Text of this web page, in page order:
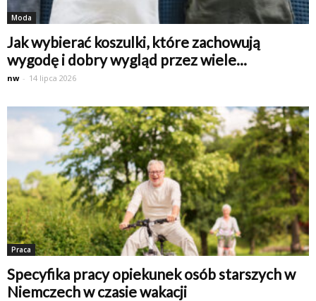
Moda
Jak wybierać koszulki, które zachowują
wygodę i dobry wygląd przez wiele...
nw - 14 lipca 2026
Praca
Specyfika pracy opiekunek osób starszych w
Niemczech w czasie wakacji